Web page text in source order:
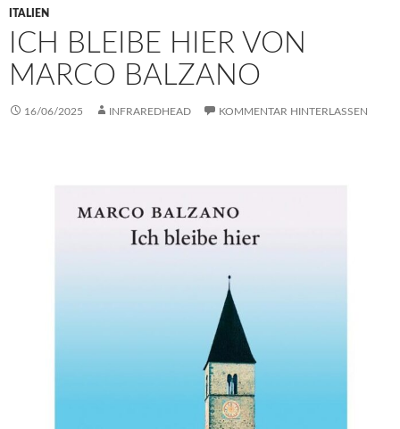
ITALIEN
ICH BLEIBE HIER VON
MARCO BALZANO
16/06/2025 INFRAREDHEAD KOMMENTAR HINTERLASSEN